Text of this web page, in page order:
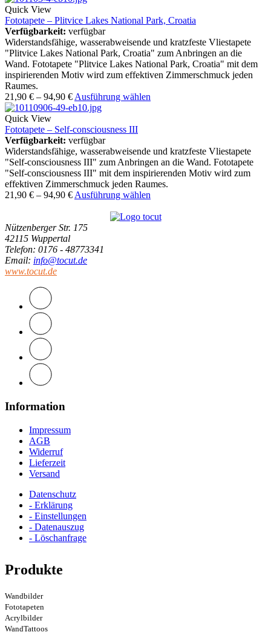
Quick View
Fototapete – Plitvice Lakes National Park, Croatia
Verfügbarkeit: verfügbar
Widerstandsfähige, wasserabweisende und kratzfeste Vliestapete
"Plitvice Lakes National Park, Croatia" zum Anbringen an die
Wand. Fototapete "Plitvice Lakes National Park, Croatia" mit dem
inspirierenden Motiv wird zum effektiven Zimmerschmuck jeden
Raumes.
21,90 € – 94,90 € Ausführung wählen
Quick View
Fototapete – Self-consciousness III
Verfügbarkeit: verfügbar
Widerstandsfähige, wasserabweisende und kratzfeste Vliestapete
"Self-consciousness III" zum Anbringen an die Wand. Fototapete
"Self-consciousness III" mit dem inspirierenden Motiv wird zum
effektiven Zimmerschmuck jeden Raumes.
21,90 € – 94,90 € Ausführung wählen
Nützenberger Str. 175
42115 Wuppertal
Telefon: 0176 - 48773341
Email: info@tocut.de
www.tocut.de
Information
Impressum
AGB
Widerruf
Lieferzeit
Versand
Datenschutz
- Erklärung
- Einstellungen
- Datenauszug
- Löschanfrage
Produkte
Wandbilder
Fototapeten
Acrylbilder
WandTattoos